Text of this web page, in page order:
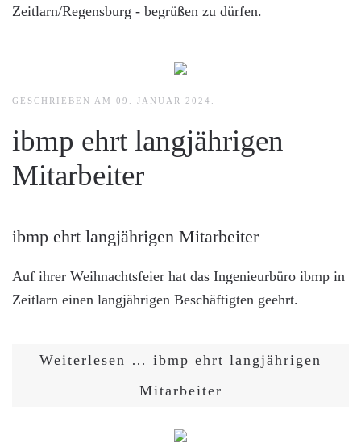
Zeitlarn/Regensburg - begrüßen zu dürfen.
GESCHRIEBEN AM 09. JANUAR 2024
ibmp ehrt langjährigen
Mitarbeiter
ibmp ehrt langjährigen Mitarbeiter
Auf ihrer Weihnachtsfeier hat das Ingenieurbüro ibmp in
Zeitlarn einen langjährigen Beschäftigten geehrt.
Weiterlesen … ibmp ehrt langjährigen
Mitarbeiter